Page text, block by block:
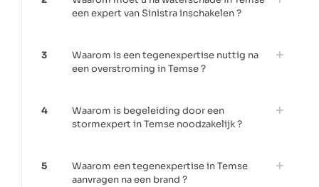
een expert van Sinistra inschakelen ?
3
Waarom is een tegenexpertise nuttig na
een overstroming in Temse ?
4
Waarom is begeleiding door een
stormexpert in Temse noodzakelijk ?
5
Waarom een tegenexpertise in Temse
aanvragen na een brand ?